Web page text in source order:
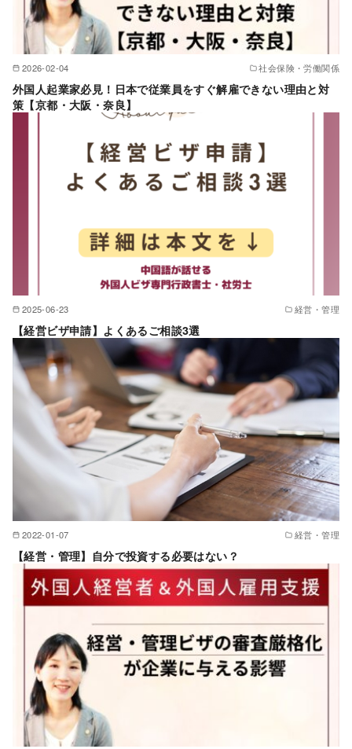
2026-02-04 社会保険・労働関係
外国人起業家必見！日本で従業員をすぐ解雇できない理由と対
策【京都・大阪・奈良】
2025-06-23 経営・管理
【経営ビザ申請】よくあるご相談3選
2022-01-07 経営・管理
【経営・管理】自分で投資する必要はない？